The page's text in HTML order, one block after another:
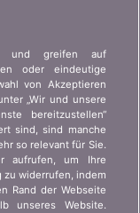
Vergleiche?
Art.
der
Informationen
und greifen auf
oder eindeutige
von Akzeptieren
„Wir und unsere
bereitzustellen“
sind, sind manche
so relevant für Sie.
aufrufen, um Ihre
zu widerrufen, indem
Rand der Webseite
unseres Website.